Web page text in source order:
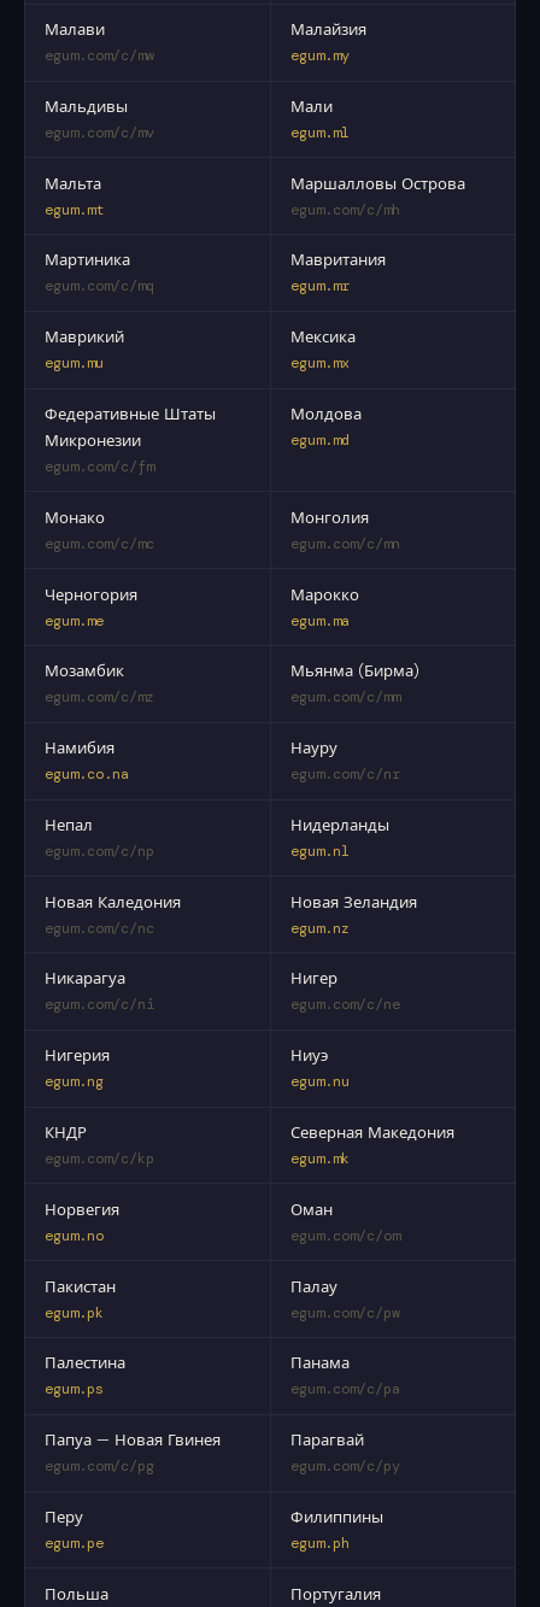
Малави
egum.com/c/mw
Малайзия
egum.my
Мальдивы
egum.com/c/mv
Мали
egum.ml
Мальта
egum.mt
Маршалловы Острова
egum.com/c/mh
Мартиника
egum.com/c/mq
Мавритания
egum.mr
Маврикий
egum.mu
Мексика
egum.mx
Федеративные Штаты
Микронезии
egum.com/c/fm
Молдова
egum.md
Монако
egum.com/c/mc
Монголия
egum.com/c/mn
Черногория
egum.me
Марокко
egum.ma
Мозамбик
egum.com/c/mz
Мьянма (Бирма)
egum.com/c/mm
Намибия
egum.co.na
Науру
egum.com/c/nr
Непал
egum.com/c/np
Нидерланды
egum.nl
Новая Каледония
egum.com/c/nc
Новая Зеландия
egum.nz
Никарагуа
egum.com/c/ni
Нигер
egum.com/c/ne
Нигерия
egum.ng
Ниуэ
egum.nu
КНДР
egum.com/c/kp
Северная Македония
egum.mk
Норвегия
egum.no
Оман
egum.com/c/om
Пакистан
egum.pk
Палау
egum.com/c/pw
Палестина
egum.ps
Панама
egum.com/c/pa
Папуа — Новая Гвинея
egum.com/c/pg
Парагвай
egum.com/c/py
Перу
egum.pe
Филиппины
egum.ph
Польша Португалия